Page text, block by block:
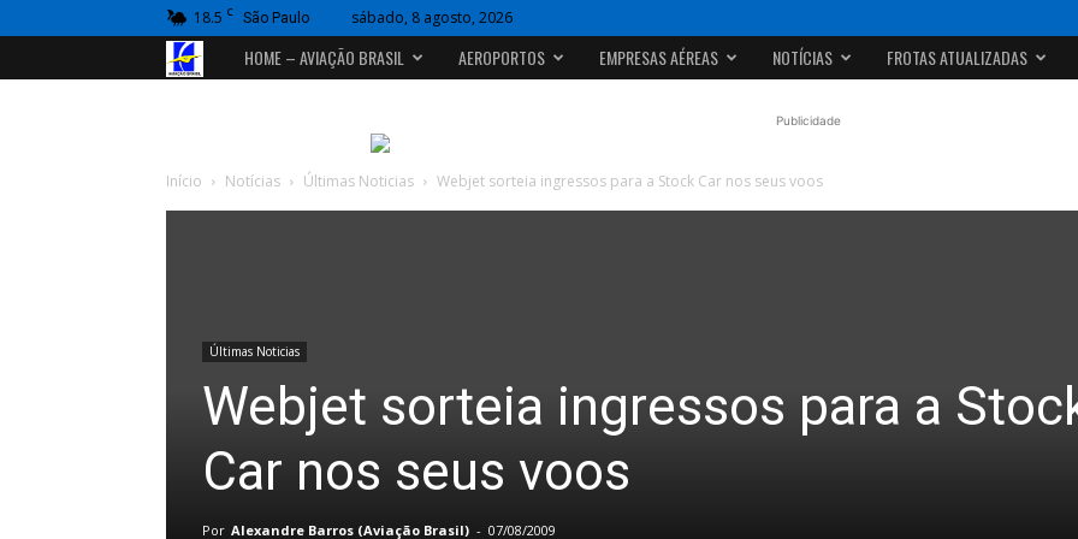
18.5 C São Paulo sábado, 8 agosto, 2026
Portal
HOME – AVIAÇÃO BRASIL AEROPORTOS EMPRESAS AÉREAS NOTÍCIAS FROTAS ATUALIZADAS
Publicidade
Início Notícias Últimas Noticias Webjet sorteia ingressos para a Stock Car nos seus voos
Últimas Noticias
Webjet sorteia ingressos para a
Car nos seus voos
Por Alexandre Barros (Aviação Brasil) - 07/08/2009